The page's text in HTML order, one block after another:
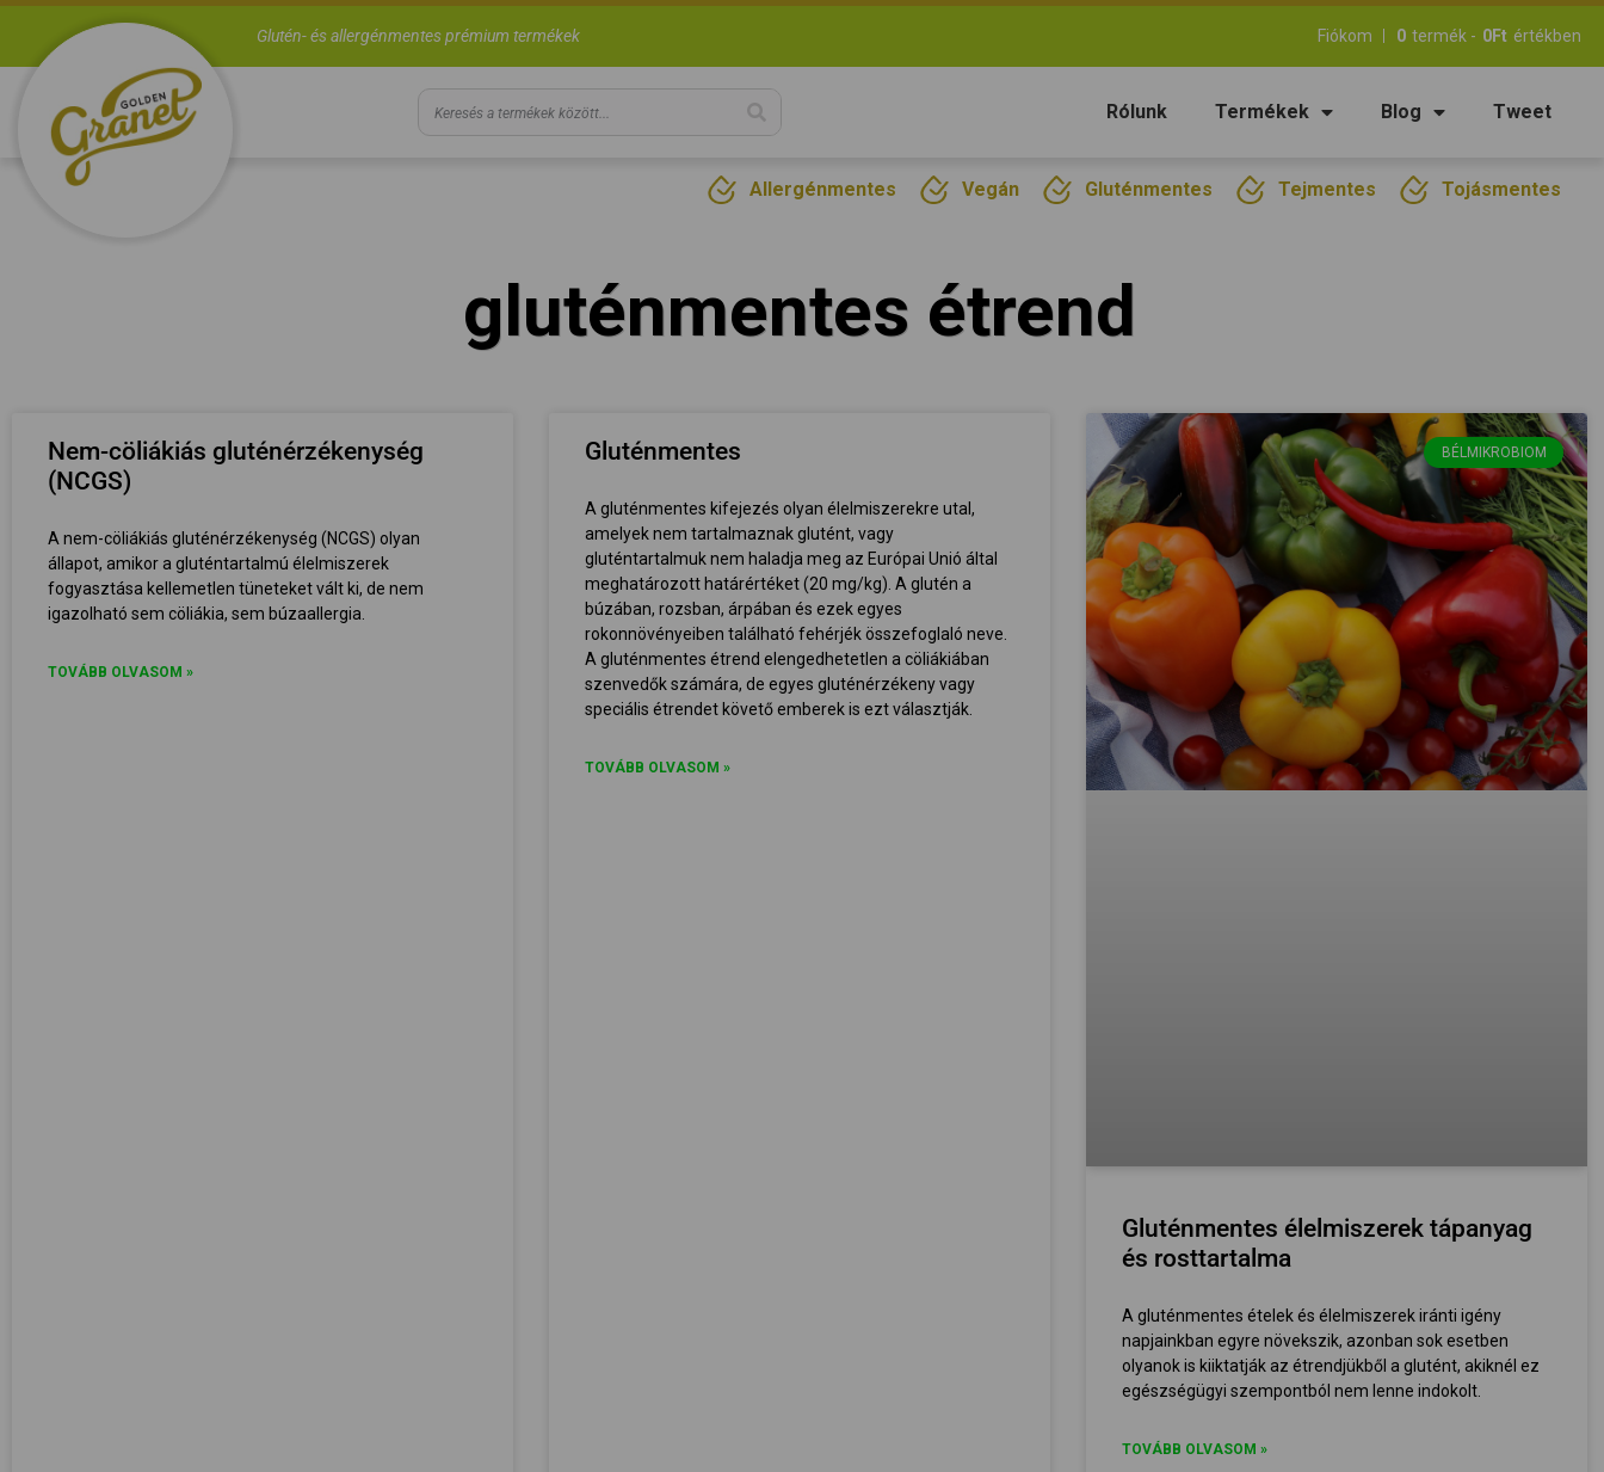
Glutén- és allergénmentes prémium termékek Fiókom 0 termék - 0Ft értékben
Rólunk Termékek Blog Tweet
Allergénmentes Vegán Gluténmentes Tejmentes Tojásmentes
gluténmentes étrend
Nem-cöliákiás gluténérzékenység
(NCGS)
A nem-cöliákiás gluténérzékenység (NCGS) olyan
állapot, amikor a gluténtartalmú élelmiszerek
fogyasztása kellemetlen tüneteket vált ki, de nem
igazolható sem cöliákia, sem búzaallergia.
TOVÁBB OLVASOM »
Gluténmentes
A gluténmentes kifejezés olyan élelmiszerekre utal,
amelyek nem tartalmaznak glutént, vagy
gluténtartalmuk nem haladja meg az Európai Unió által
meghatározott határértéket (20 mg/kg). A glutén a
búzában, rozsban, árpában és ezek egyes
rokonnövényeiben található fehérjék összefoglaló neve.
A gluténmentes étrend elengedhetetlen a cöliákiában
szenvedők számára, de egyes gluténérzékeny vagy
speciális étrendet követő emberek is ezt választják.
TOVÁBB OLVASOM »
BÉLMIKROBIOM
Gluténmentes élelmiszerek tápanyag
és rosttartalma
A gluténmentes ételek és élelmiszerek iránti igény
napjainkban egyre növekszik, azonban sok esetben
olyanok is kiiktatják az étrendjükből a glutént, akiknél ez
egészségügyi szempontból nem lenne indokolt.
TOVÁBB OLVASOM »